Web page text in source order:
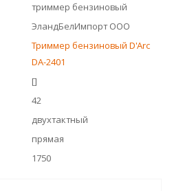
триммер бензиновый
ЭландБелИмпорт ООО
Триммер бензиновый D'Arc
DA-2401
[]
42
двухтактный
прямая
1750